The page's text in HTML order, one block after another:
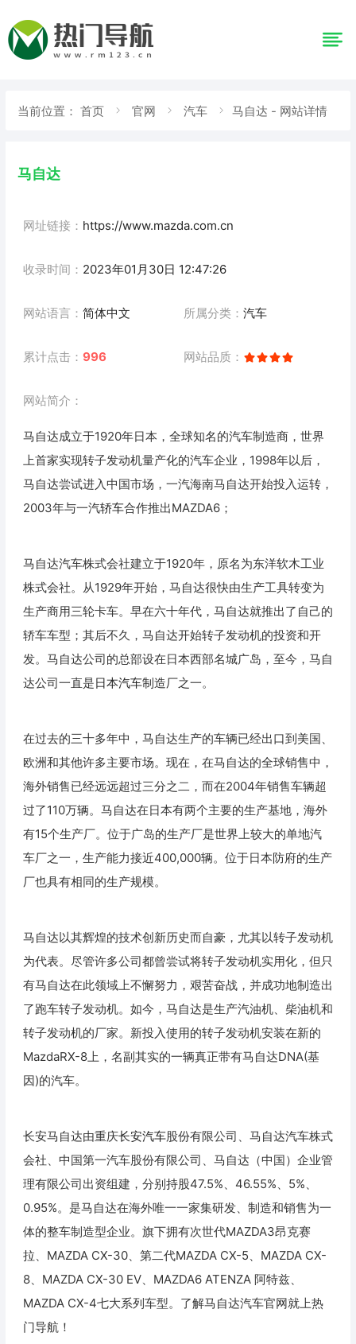
当前位置： 首页 官网 汽车 马自达 - 网站详情
马自达
网址链接： https://www.mazda.com.cn
收录时间： 2023年01月30日 12:47:26
网站语言： 简体中文 所属分类： 汽车
累计点击： 996 网站品质：
网站简介：
马自达成立于1920年日本，全球知名的汽车制造商，世界
上首家实现转子发动机量产化的汽车企业，1998年以后，
马自达尝试进入中国市场，一汽海南马自达开始投入运转，
2003年与一汽轿车合作推出MAZDA6；
马自达汽车株式会社建立于1920年，原名为东洋软木工业
株式会社。从1929年开始，马自达很快由生产工具转变为
生产商用三轮卡车。早在六十年代，马自达就推出了自己的
轿车车型；其后不久，马自达开始转子发动机的投资和开
发。马自达公司的总部设在日本西部名城广岛，至今，马自
达公司一直是日本汽车制造厂之一。
在过去的三十多年中，马自达生产的车辆已经出口到美国、
欧洲和其他许多主要市场。现在，在马自达的全球销售中，
海外销售已经远远超过三分之二，而在2004年销售车辆超
过了110万辆。马自达在日本有两个主要的生产基地，海外
有15个生产厂。位于广岛的生产厂是世界上较大的单地汽
车厂之一，生产能力接近400,000辆。位于日本防府的生产
厂也具有相同的生产规模。
马自达以其辉煌的技术创新历史而自豪，尤其以转子发动机
为代表。尽管许多公司都曾尝试将转子发动机实用化，但只
有马自达在此领域上不懈努力，艰苦奋战，并成功地制造出
了跑车转子发动机。如今，马自达是生产汽油机、柴油机和
转子发动机的厂家。新投入使用的转子发动机安装在新的
MazdaRX-8上，名副其实的一辆真正带有马自达DNA(基
因)的汽车。
长安马自达由重庆长安汽车股份有限公司、马自达汽车株式
会社、中国第一汽车股份有限公司、马自达（中国）企业管
理有限公司出资组建，分别持股47.5%、46.55%、5%、
0.95%。是马自达在海外唯一一家集研发、制造和销售为一
体的整车制造型企业。旗下拥有次世代MAZDA3昂克赛
拉、MAZDA CX-30、第二代MAZDA CX-5、MAZDA CX-
8、MAZDA CX-30 EV、MAZDA6 ATENZA 阿特兹、
MAZDA CX-4七大系列车型。了解马自达汽车官网就上热
门导航！